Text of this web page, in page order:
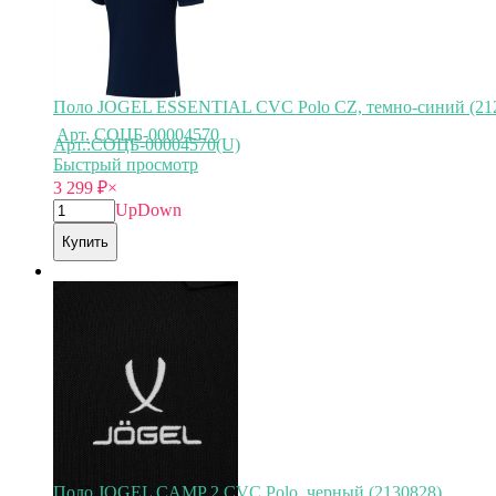
Арт. СОЦБ-00004570
Поло JOGEL ESSENTIAL CVC Polo CZ, темно-синий
Арт.:СОЦБ-00004570(U)
Быстрый просмотр
3 299 ₽×
UpDown
Купить
Поло JOGEL CAMP 2 CVC Polo, черный (2130828)